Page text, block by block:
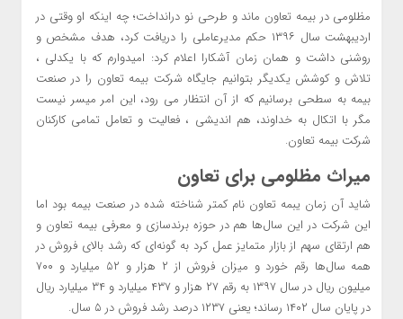
مظلومی در بیمه تعاون ماند و طرحی نو درانداخت؛ چه اینکه او وقتی در
اردیبهشت سال ۱۳۹۶ حکم مدیرعاملی را دریافت کرد، هدف‌ مشخص و
روشنی داشت و همان زمان آشکارا اعلام کرد: امیدوارم که با یکدلی ،
تلاش و کوشش یکدیگر بتوانیم جایگاه شرکت بیمه تعاون را در صنعت
بیمه به سطحی برسانیم که از آن انتظار می رود، این امر میسر نیست
مگر با اتکال به خداوند، هم اندیشی ، فعالیت و تعامل تمامی کارکنان
شرکت بیمه تعاون.
میراث مظلومی برای تعاون
شاید آن زمان یبمه تعاون نام کمتر شناخته شده در صنعت بیمه بود اما
این شرکت در این سال‌ها هم در حوزه برندسازی و معرفی بیمه تعاون و
هم ارتقای سهم از بازار متمایز عمل کرد به گونه‌ای که رشد بالای فروش در
همه سال‌ها رقم خورد و میزان فروش از ۲ هزار و ۵۲ میلیارد و ۷۰۰
میلیون ریال در سال ۱۳۹۷ به رقم ۲۷ هزار و ۴۳۷ میلیارد و ۳۴ میلیارد ریال
در پایان سال ۱۴۰۲ رساند؛ یعنی ۱۲۳۷ درصد رشد فروش در ۵ سال.